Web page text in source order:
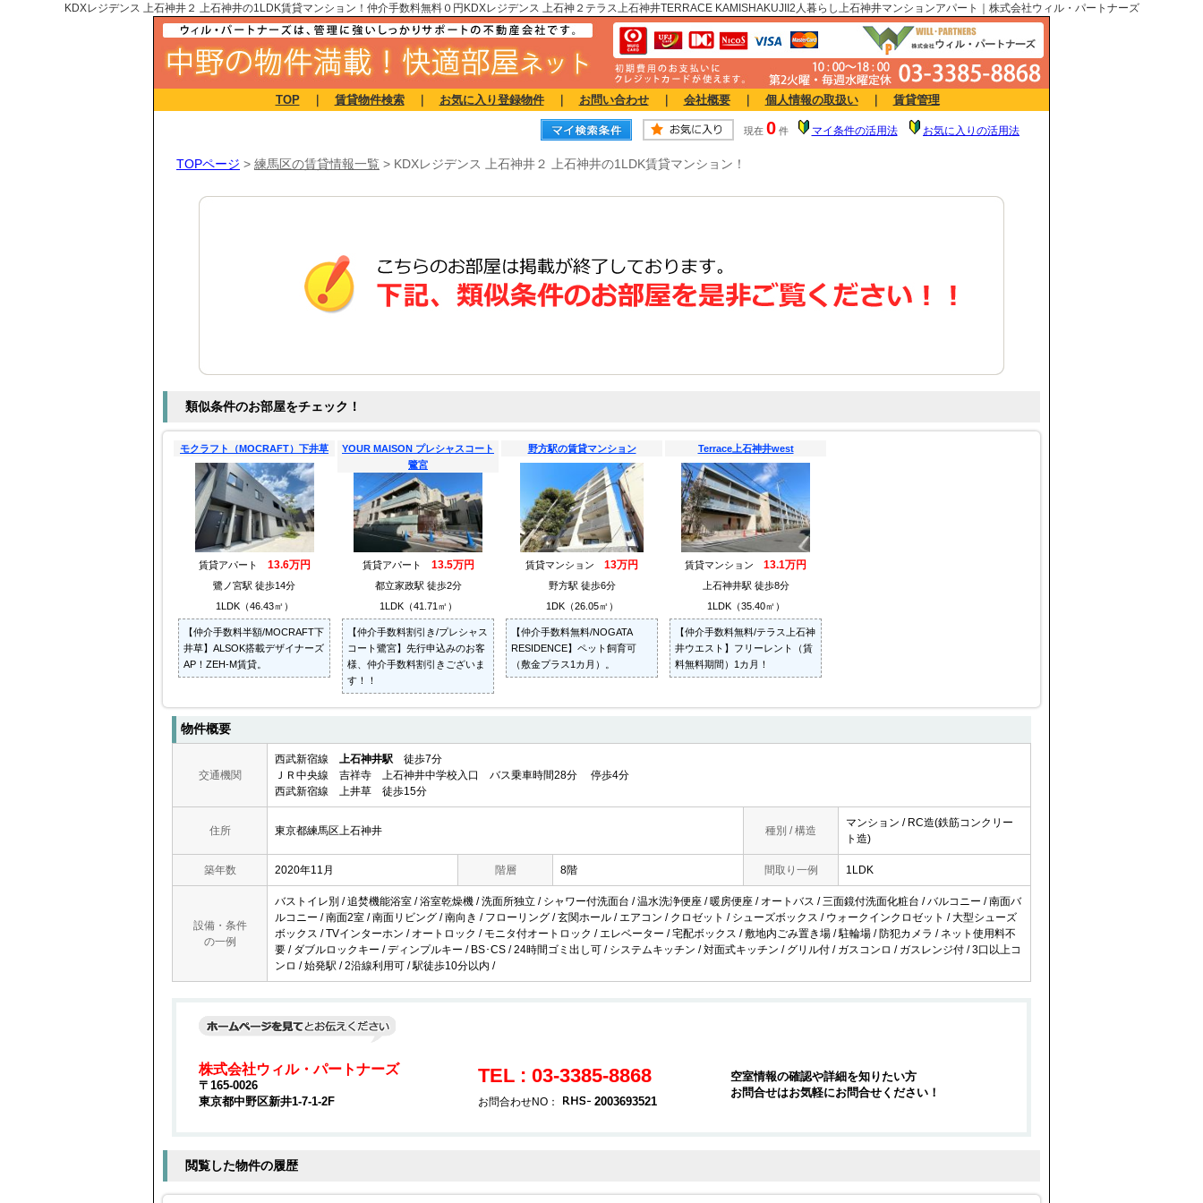
KDXレジデンス 上石神井２ 上石神井の1LDK賃貸マンション！仲介手数料無料０円KDXレジデンス 上石神２テラス上石神井TERRACE KAMISHAKUJII2人暮らし上石神井マンションアパート｜株式会社ウィル・パートナーズ
TOP｜ 賃貸物件検索｜ お気に入り登録物件｜ お問い合わせ｜ 会社概要｜ 個人情報の取扱い｜ 賃貸管理
現在 0 件 マイ条件の活用法 お気に入りの活用法
TOPページ > 練馬区の賃貸情報一覧 > KDXレジデンス 上石神井２ 上石神井の1LDK賃貸マンション！
類似条件のお部屋をチェック！
モクラフト（MOCRAFT）下井草
賃貸アパート 13.6万円
鷺ノ宮駅 徒歩14分
1LDK（46.43㎡）
【仲介手数料半額/MOCRAFT下
井草】ALSOK搭載デザイナーズ
AP！ZEH-M賃貸。
YOUR MAISON プレシャスコート
鷺宮
賃貸アパート 13.5万円
都立家政駅 徒歩2分
1LDK（41.71㎡）
【仲介手数料割引き/プレシャス
コート鷺宮】先行申込みのお客
様、仲介手数料割引きございま
す！！
野方駅の賃貸マンション
賃貸マンション 13万円
野方駅 徒歩6分
1DK（26.05㎡）
【仲介手数料無料/NOGATA
RESIDENCE】ペット飼育可
（敷金プラス1カ月）。
Terrace上石神井west
賃貸マンション 13.1万円
上石神井駅 徒歩8分
1LDK（35.40㎡）
【仲介手数料無料/テラス上石神
井ウエスト】フリーレント（賃
料無料期間）1カ月！
物件概要
交通機関
西武新宿線 上石神井駅 徒歩7分
ＪＲ中央線 吉祥寺 上石神井中学校入口 バス乗車時間28分 停歩4分
西武新宿線 上井草 徒歩15分
住所 東京都練馬区上石神井 種別 / 構造
マンション / RC造(鉄筋コンクリー
ト造)
築年数 2020年11月 階層 8階 間取り一例 1LDK
設備・条件
の一例
バストイレ別 / 追焚機能浴室 / 浴室乾燥機 / 洗面所独立 / シャワー付洗面台 / 温水洗浄便座 / 暖房便座 / オートバス / 三面鏡付洗面化粧台 / バルコニー / 南面バ
ルコニー / 南面2室 / 南面リビング / 南向き / フローリング / 玄関ホール / エアコン / クロゼット / シューズボックス / ウォークインクロゼット / 大型シューズ
ボックス / TVインターホン / オートロック / モニタ付オートロック / エレベーター / 宅配ボックス / 敷地内ごみ置き場 / 駐輪場 / 防犯カメラ / ネット使用料不
要 / ダブルロックキー / ディンプルキー / BS･CS / 24時間ゴミ出し可 / システムキッチン / 対面式キッチン / グリル付 / ガスコンロ / ガスレンジ付 / 3口以上コ
ンロ / 始発駅 / 2沿線利用可 / 駅徒歩10分以内 /
株式会社ウィル・パートナーズ
〒165-0026
東京都中野区新井1-7-1-2F
TEL : 03-3385-8868
お問合わせNO： 2003693521
空室情報の確認や詳細を知りたい方
お問合せはお気軽にお問合せください！
閲覧した物件の履歴